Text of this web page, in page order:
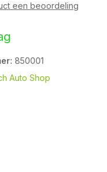
een beoordeling
850001
Auto Shop